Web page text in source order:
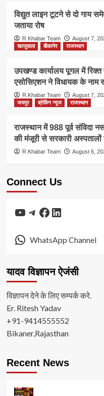
विद्युत लाइन टूटने से दो गाय
जताया रोष
R.Khabar Team
August 7,
खाजूवाला
बीकानेर राजस्थान
उपखण्ड कार्यालय पूगल में रिक्त
एसोसिएशन ने विधायक के नाम
R.Khabar Team
August 7,
जयपुर
ब्रेकिंग न्यूज राजस्थान
राजस्थान में 988 पूर्व संविदा
की मंजूरी से सरकारी अस्पतालों
R.Khabar Team August 6,
Connect Us
YouTube
Telegram
Facebook
LinkedIn
WhatsApp Channel
यादव विज्ञापन ऐजंसी
विज्ञापन देने के लिए सम्पर्क करे.
Er. Ritesh Yadav
+91-9414555552
Bikaner,Rajasthan
Recent News